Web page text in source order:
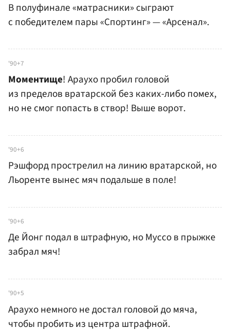
В полуфинале «матрасники» сыграют
с победителем пары «Спортинг» — «Арсенал».
'90+7
Моментище! Араухо пробил головой
из пределов вратарской без каких-либо помех,
но не смог попасть в створ! Выше ворот.
'90+6
Рэшфорд прострелил на линию вратарской, но
Льоренте вынес мяч подальше в поле!
'90+6
Де Йонг подал в штрафную, но Муссо в прыжке
забрал мяч!
'90+5
Араухо немного не достал головой до мяча,
чтобы пробить из центра штрафной.